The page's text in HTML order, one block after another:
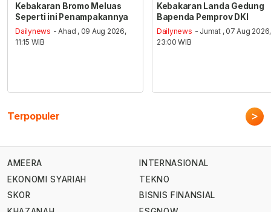
Kebakaran Bromo Meluas
Seperti ini Penampakannya
Dailynews - Ahad , 09 Aug 2026,
11:15 WIB
Kebakaran Landa Gedung
Bapenda Pemprov DKI
Dailynews - Jumat , 07 Aug 2026,
23:00 WIB
Terpopuler >
AMEERA
EKONOMI SYARIAH
SKOR
INTERNASIONAL
TEKNO
BISNIS FINANSIAL